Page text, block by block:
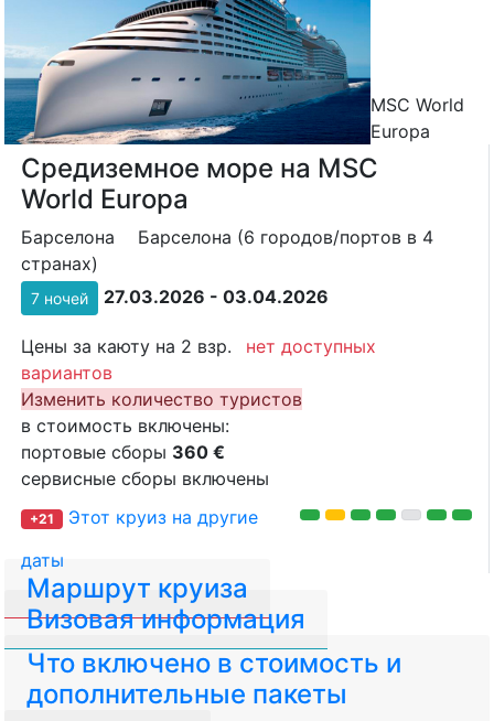
MSC World
Europa
Средиземное море на MSC
World Europa
Барселона
Барселона (6 городов/портов в 4
странах)
7 ночей 27.03.2026 - 03.04.2026
Цены за каюту на 2 взр.
нет доступных
вариантов
Изменить количество туристов
в стоимость включены:
портовые сборы 360 €
сервисные сборы включены
+21
Этот круиз на другие
даты
Маршрут круиза
Визовая информация
Что включено в стоимость и
дополнительные пакеты